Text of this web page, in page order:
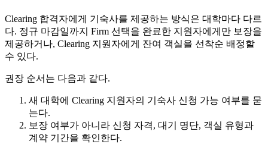
Clearing 합격자에게 기숙사를 제공하는 방식은 대학마다 다르
다. 정규 마감일까지 Firm 선택을 완료한 지원자에게만 보장을
제공하거나, Clearing 지원자에게 잔여 객실을 선착순 배정할
수 있다.
권장 순서는 다음과 같다.
새 대학에 Clearing 지원자의 기숙사 신청 가능 여부를 묻
는다.
보장 여부가 아니라 신청 자격, 대기 명단, 객실 유형과
계약 기간을 확인한다.